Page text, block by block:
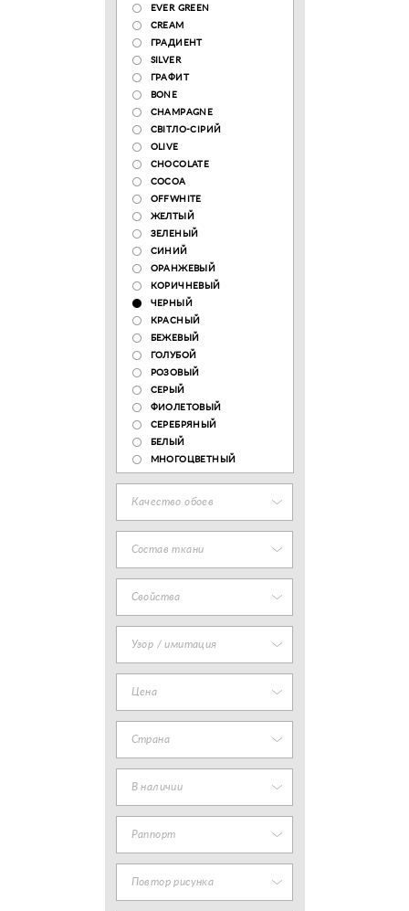
EVER GREEN
CREAM
ГРАДИЕНТ
SILVER
ГРАФИТ
BONE
CHAMPAGNE
СВІТЛО-СІРИЙ
OLIVE
CHOCOLATE
COCOA
OFFWHITE
ЖЕЛТЫЙ
ЗЕЛЕНЫЙ
СИНИЙ
ОРАНЖЕВЫЙ
КОРИЧНЕВЫЙ
ЧЕРНЫЙ
КРАСНЫЙ
БЕЖЕВЫЙ
ГОЛУБОЙ
РОЗОВЫЙ
СЕРЫЙ
ФИОЛЕТОВЫЙ
СЕРЕБРЯНЫЙ
БЕЛЫЙ
МНОГОЦВЕТНЫЙ
Качество обоев
Состав ткани
Свойства
Узор / имитация
Цена
Страна
В наличии
Раппорт
Повтор рисунка